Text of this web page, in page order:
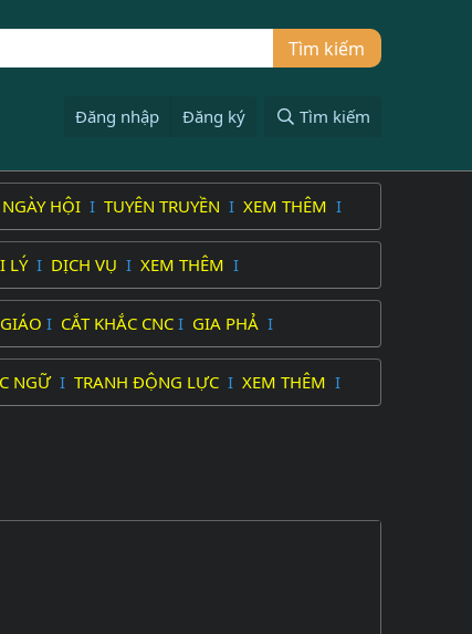
Đăng nhập Đăng ký Tìm kiếm
NGÀY HỘI I TUYÊN TRUYỀN I XEM THÊM I
LÝ I DỊCH VỤ I XEM THÊM I
I CẮT KHẮC CNC I GIA PHẢ I
NGỮ I TRANH ĐỘNG LỰC I XEM THÊM I